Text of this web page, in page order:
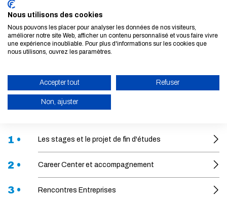
ANNULER
LIENS
Career Center
Dans cette rubrique
1 • Les stages et le projet de fin d'études
2 • Career Center et accompagnement
3 • Rencontres Entreprises
Nous utilisons des cookies
Nous pouvons les placer pour analyser les données de nos visiteurs,
améliorer notre site Web, afficher un contenu personnalisé et vous faire vivre
une expérience inoubliable. Pour plus d'informations sur les cookies que
nous utilisons, ouvrez les paramètres.
Accepter tout Refuser
Non, ajuster